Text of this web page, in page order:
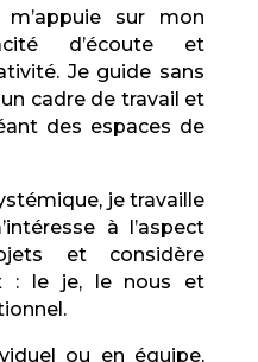
sur mon
d’écoute et
Je guide sans
cadre de travail et
des espaces de
je travaille
à l’aspect
et considère
: le je, le nous et
ou en équipe,